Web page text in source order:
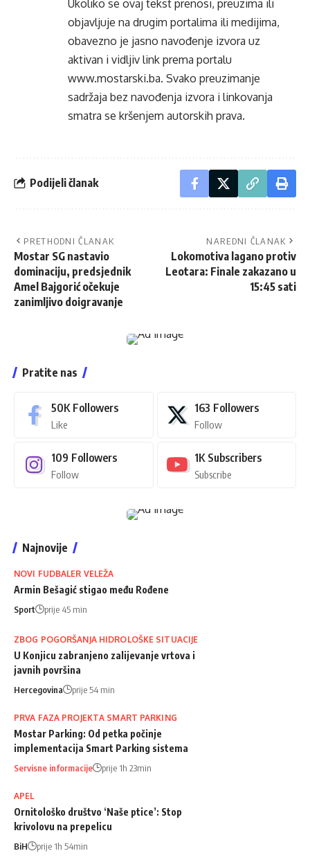
Ukoliko se ovaj tekst prenosi, preuzima ili
objavljuje na drugim portalima ili medijima,
obavezno je jasno navođenje izvora uz
aktivan i vidljiv link prema portalu
www.mostarski.ba. Svako preuzimanje
sadržaja bez navođenja izvora i linkovanja
smatra se kršenjem autorskih prava.
Podijeli članak
PRETHODNI ČLANAK
Mostar SG nastavio
dominaciju, predsjednik
Amel Bajgorić očekuje
zanimljivo doigravanje
NAREDNI ČLANAK
Lokomotiva lagano protiv
Leotara: Finale zakazano u
15:45 sati
Pratite nas
50K Followers
Like
163 Followers
Follow
109 Followers
Follow
1K Subscribers
Subscribe
Najnovije
NOVI FUDBALER VELEŽA
Armin Bešagić stigao među Rođene
Sport prije 45 min
ZBOG POGORŠANJA HIDROLOŠKE SITUACIJE
U Konjicu zabranjeno zalijevanje vrtova i
javnih površina
Hercegovina prije 54 min
PRVA FAZA PROJEKTA SMART PARKING
Mostar Parking: Od petka počinje
implementacija Smart Parking sistema
Servisne informacije prije 1h 23min
APEL
Ornitološko društvo ‘Naše ptice’: Stop
krivolovu na prepelicu
BiH prije 1h 54min